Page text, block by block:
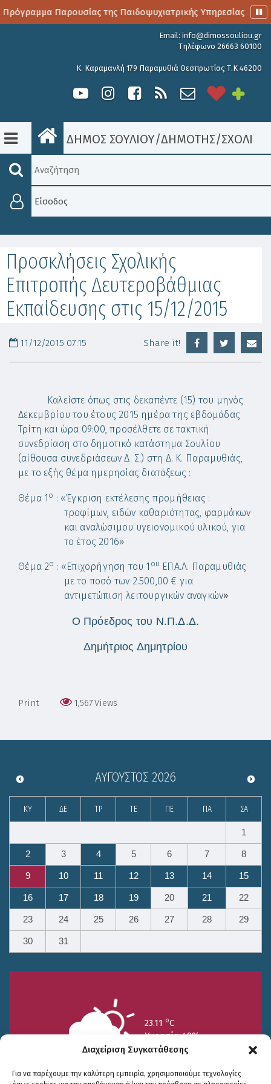
Διαχείριση Συγκατάθεσης
Για να παρέχουμε την καλύτερη εμπειρία, χρησιμοποιούμε τεχνολογίες
Παρουσίας της Παιδοψυχιατρικής Υπηρεσίας
Email: info@dimossouliou.gr
Τηλέφωνο 26663 60100
Κ. Καραμανλή 179 Παραμυθιά Θεσπρωτίας Τ.Κ 46200
ΔΗΜΟΣ ΣΟΥΛΙΟΥ/ΔΗΜΟΤΗΣ/
Είσοδος
Προσκλήσεις Σχολικής
Επιτροπής Δευτεροβάθμιας
Εκπαίδευσης στις 15/12/2015
11/12/2015 07:15 Share it!
Καλείστε όπως στις δεκαπέντε (15) του μηνός
Δεκεμβρίου του έτους 2015 ημέρα της εβδομάδας
Τρίτη και ώρα 09:00, προσέλθετε σε τακτική
συνεδρίαση στο δημοτικό κατάστημα Σουλίου
(αίθουσα συνεδριάσεων Δ. Σ.) στη Δ. Κ. Παραμυθιάς,
με το εξής θέμα ημερησίας διατάξεως :
Θέμα 1 ο : «Έγκριση εκτέλεσης προμήθειας :
τροφίμων, ειδών καθαριότητας, φαρμάκων
και αναλώσιμου υγειονομικού υλικού, για
το έτος 2016»
Θέμα 2ο : «Επιχορήγηση του 1 ου ΕΠΑ.Λ. Παραμυθιάς
με το ποσό των 2.500,00 € για
αντιμετώπιση λειτουργικών αναγκών»
Ο Πρόεδρος του Ν.Π.Δ.Δ.
Δημήτριος Δημητρίου
Print 1,567Views
ΑΎΓΟΥΣΤΟΣ 2026
ΚΥ ΔΕ ΤΡ ΤΕ ΠΕ ΠΑ ΣΑ
1
2 3 4 5 6 7 8
9 10 11 12 13 14 15
16 17 18 19 20 21 22
23 24 25 26 27 28 29
30 31
23.11 oC
Υγρασία 49%